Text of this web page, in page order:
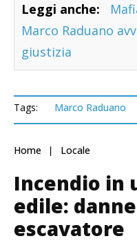
Leggi anche:
Marco Raduano
giustizia
Tags: Marco Raduano
Home Locale
Incendio in
edile:
escavatore